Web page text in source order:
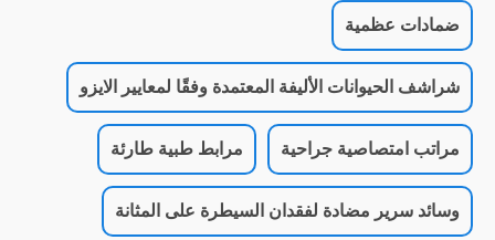
ضمادات عظمية
شراشف الحيوانات الأليفة المعتمدة وفقًا لمعايير الايزو
مراتب امتصاصية جراحية مرابط طبية طارئة
وسائد سرير مضادة لفقدان السيطرة على المثانة